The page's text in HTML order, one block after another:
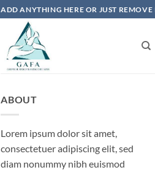
ADD ANYTHING HERE OR JUST REMOVE
ABOUT
Lorem ipsum dolor sit amet,
consectetuer adipiscing elit, sed
diam nonummy nibh euismod